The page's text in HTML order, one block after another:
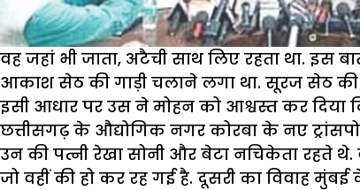
वह जहां भी जाता, अटैची साथ लिए रहता था.
आकाश सेठ की गाड़ी चलाने लगा था. सूरज सेठ की
इसी आधार पर उस ने मोहन को आश्वस्त कर
छत्तीसगढ़ के औद्योगिक नगर कोरबा के नए
उन की पत्नी रेखा सोनी और बेटा नचिकेता रहते
जो वहीं की हो कर रह गई है. दूसरी का विवाह मुंबई